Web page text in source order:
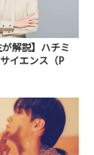
が解説】ハチミ
イエンス（P